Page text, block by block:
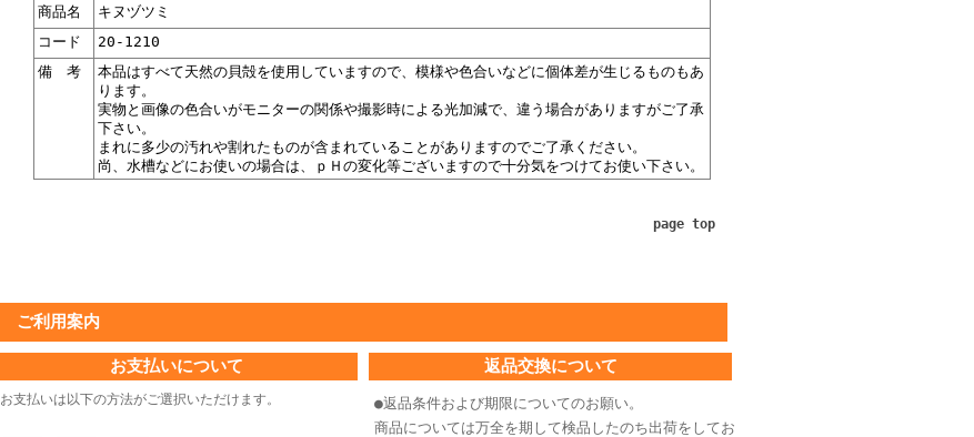
商品名
キヌヅツミ
コード
20-1210
備 考
本品はすべて天然の貝殻を使用していますので、模様や色合いなどに個体差が生じるものもあ
ります。
実物と画像の色合いがモニターの関係や撮影時による光加減で、違う場合がありますがご了承
下さい。
まれに多少の汚れや割れたものが含まれていることがありますのでご了承ください。
尚、水槽などにお使いの場合は、ｐＨの変化等ございますので十分気をつけてお使い下さい。
page top
ご利用案内
お支払いについて
お支払いは以下の方法がご選択いただけます。
返品交換について
●返品条件および期限についてのお願い。
商品については万全を期して検品したのち出荷をしてお